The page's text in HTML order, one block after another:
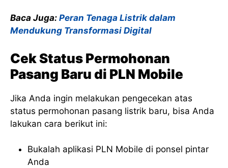
Baca Juga: Peran Tenaga Listrik dalam
Mendukung Transformasi Digital
Cek Status Permohonan
Pasang Baru di PLN Mobile
Jika Anda ingin melakukan pengecekan atas
status permohonan pasang listrik baru, bisa Anda
lakukan cara berikut ini:
Bukalah aplikasi PLN Mobile di ponsel pintar
Anda